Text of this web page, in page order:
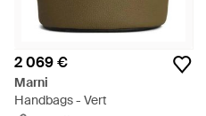
2 069 €
Marni
Handbags - Vert